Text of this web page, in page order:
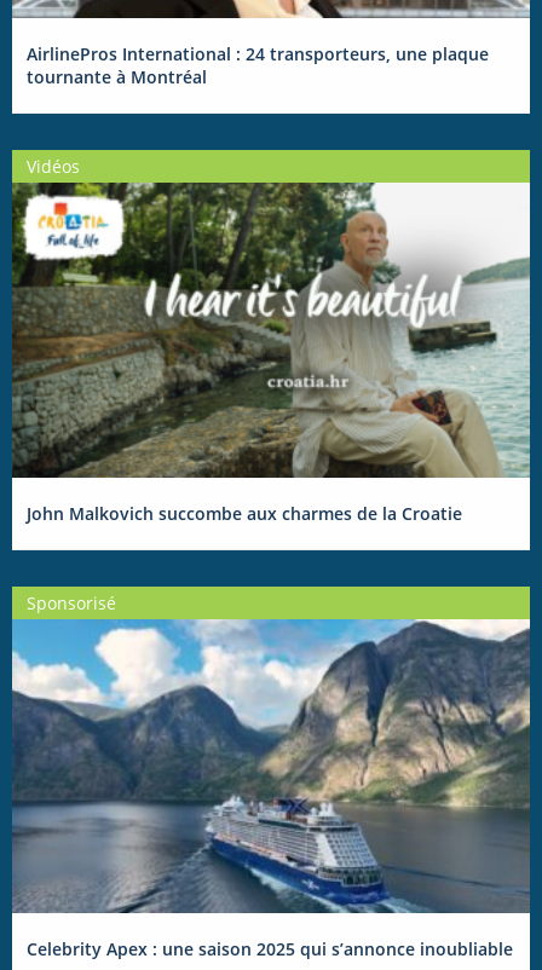
AirlinePros International : 24 transporteurs, une plaque
tournante à Montréal
Vidéos
John Malkovich succombe aux charmes de la Croatie
Sponsorisé
Celebrity Apex : une saison 2025 qui s’annonce inoubliable